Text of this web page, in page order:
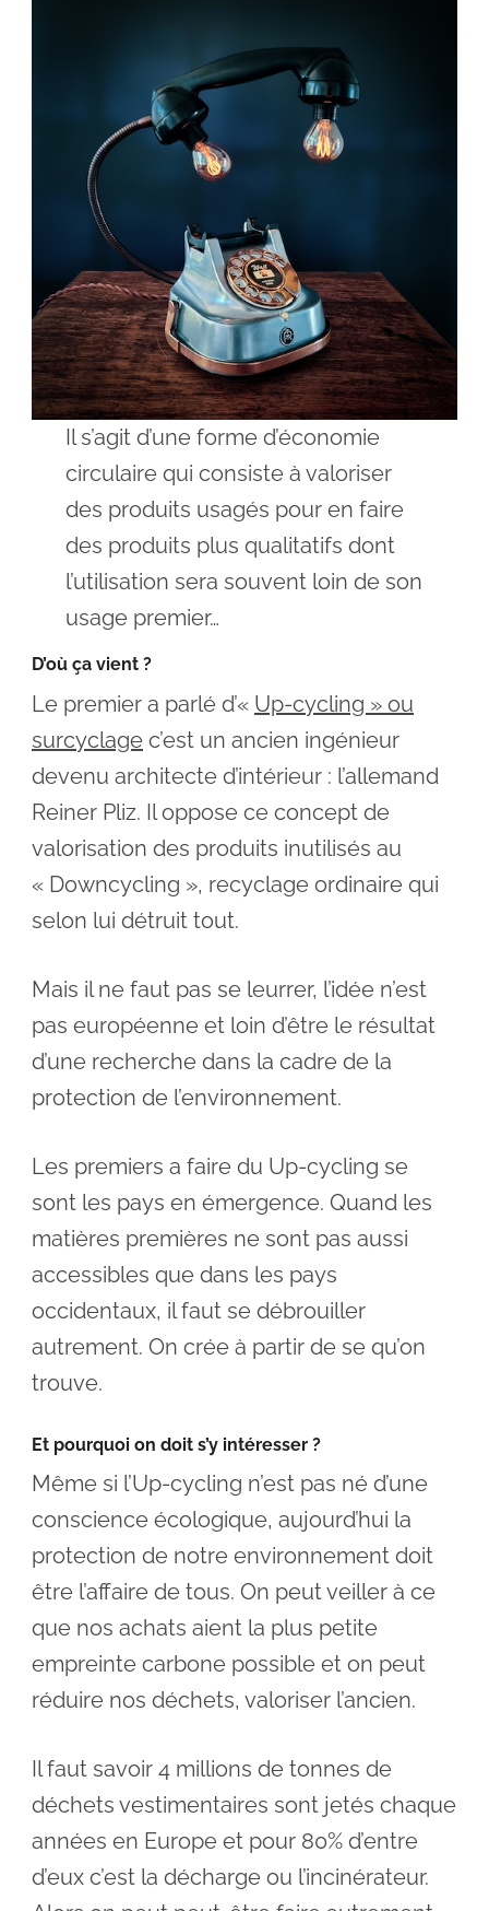
Il s’agit d’une forme d’économie
circulaire qui consiste à valoriser
des produits usagés pour en faire
des produits plus qualitatifs dont
l’utilisation sera souvent loin de son
usage premier…
D’où ça vient ?
Le premier a parlé d’« Up-cycling » ou
surcyclage c’est un ancien ingénieur
devenu architecte d’intérieur : l’allemand
Reiner Pliz. Il oppose ce concept de
valorisation des produits inutilisés au
« Downcycling », recyclage ordinaire qui
selon lui détruit tout.
Mais il ne faut pas se leurrer, l’idée n’est
pas européenne et loin d’être le résultat
d’une recherche dans la cadre de la
protection de l’environnement.
Les premiers a faire du Up-cycling se
sont les pays en émergence. Quand les
matières premières ne sont pas aussi
accessibles que dans les pays
occidentaux, il faut se débrouiller
autrement. On crée à partir de se qu’on
trouve.
Et pourquoi on doit s’y intéresser ?
Même si l’Up-cycling n’est pas né d’une
conscience écologique, aujourd’hui la
protection de notre environnement doit
être l’affaire de tous. On peut veiller à ce
que nos achats aient la plus petite
empreinte carbone possible et on peut
réduire nos déchets, valoriser l’ancien.
Il faut savoir 4 millions de tonnes de
déchets vestimentaires sont jetés chaque
années en Europe et pour 80% d’entre
d’eux c’est la décharge ou l’incinérateur.